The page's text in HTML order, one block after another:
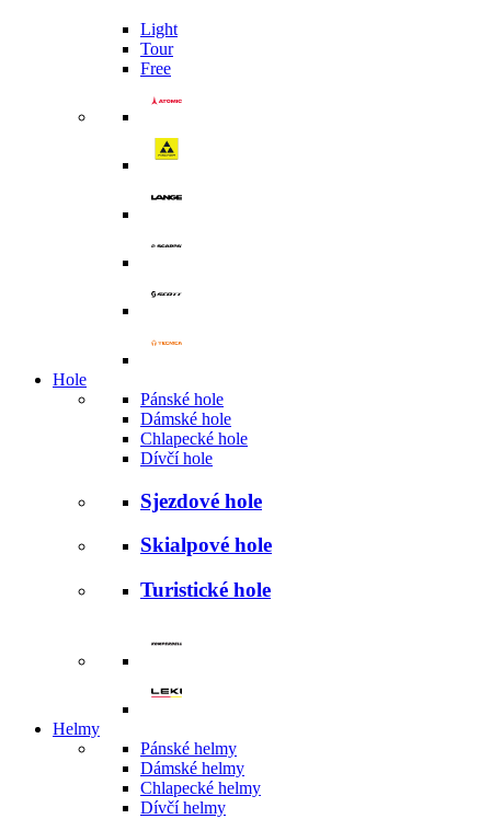
Light
Tour
Free
Hole
Pánské hole
Dámské hole
Chlapecké hole
Dívčí hole
Sjezdové hole
Skialpové hole
Turistické hole
Helmy
Pánské helmy
Dámské helmy
Chlapecké helmy
Dívčí helmy